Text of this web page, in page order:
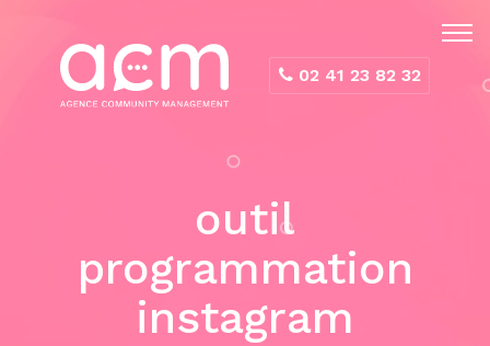
02 41 23 82 32
outil
programmation
instagram